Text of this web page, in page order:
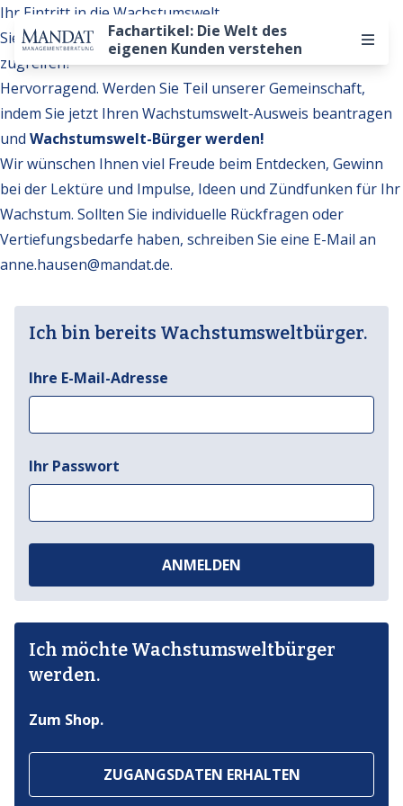
Fachartikel: Die Welt des
eigenen Kunden verstehen
Ihr Eintritt in die Wachstumswelt
Sie möchten auf weitere Inhalte der Wachstumswelt
zugreifen?
Hervorragend. Werden Sie Teil unserer Gemeinschaft,
indem Sie jetzt Ihren Wachstumswelt-Ausweis beantragen
und Wachstumswelt-Bürger werden!
Wir wünschen Ihnen viel Freude beim Entdecken, Gewinn
bei der Lektüre und Impulse, Ideen und Zündfunken für Ihr
Wachstum. Sollten Sie individuelle Rückfragen oder
Vertiefungsbedarfe haben, schreiben Sie eine E-Mail an
anne.hausen@mandat.de.
Ich bin bereits Wachstumsweltbürger.
Ihre E-Mail-Adresse
Ihr Passwort
ANMELDEN
Ich möchte Wachstumsweltbürger
werden.
Zum Shop.
ZUGANGSDATEN ERHALTEN